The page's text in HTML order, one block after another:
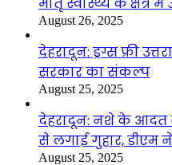
August 26, 2025
देहरादून: ड्रग्स फ्री
सरकार का संकल्प
August 25, 2025
देहरादून: नशे के आदत
से लगाई गुहार,
August 25, 2025